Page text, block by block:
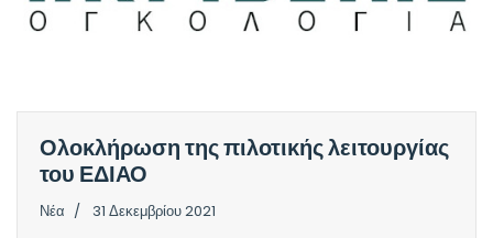
Ολοκλήρωση της πιλοτικής λειτουργίας
του ΕΔΙΑΟ
Νέα 31 Δεκεμβρίου 2021